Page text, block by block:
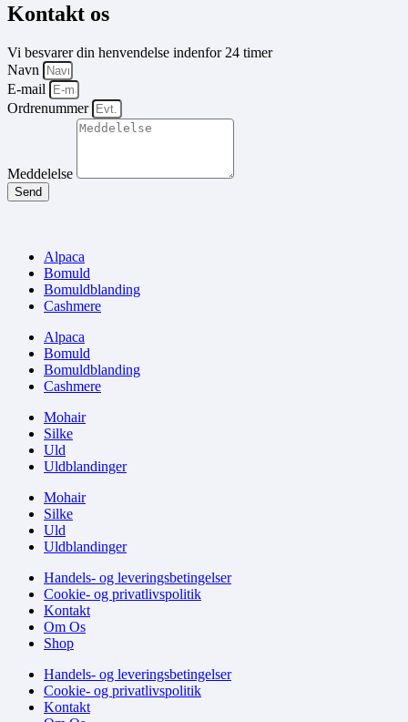
Kontakt os
Vi besvarer din henvendelse indenfor 24 timer
Navn
E-mail
Ordrenummer
Meddelelse
Send
Alpaca
Bomuld
Bomuldblanding
Cashmere
Alpaca
Bomuld
Bomuldblanding
Cashmere
Mohair
Silke
Uld
Uldblandinger
Mohair
Silke
Uld
Uldblandinger
Handels- og leveringsbetingelser
Cookie- og privatlivspolitik
Kontakt
Om Os
Shop
Handels- og leveringsbetingelser
Cookie- og privatlivspolitik
Kontakt